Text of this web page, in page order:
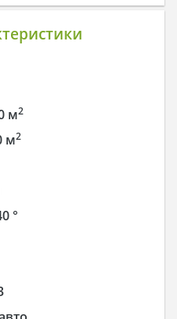
м2
м2
°